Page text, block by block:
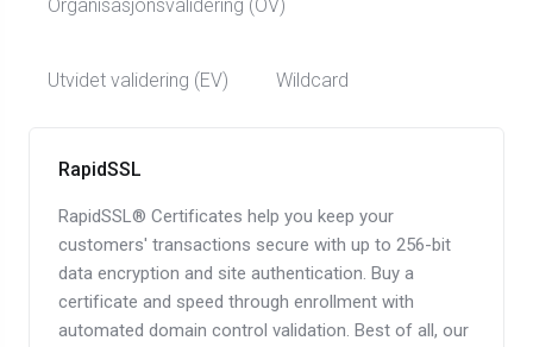
Organisasjonsvalidering (OV)
Utvidet validering (EV) Wildcard
RapidSSL
RapidSSL® Certificates help you keep your
customers' transactions secure with up to 256-bit
data encryption and site authentication. Buy a
certificate and speed through enrollment with
automated domain control validation. Best of all, our